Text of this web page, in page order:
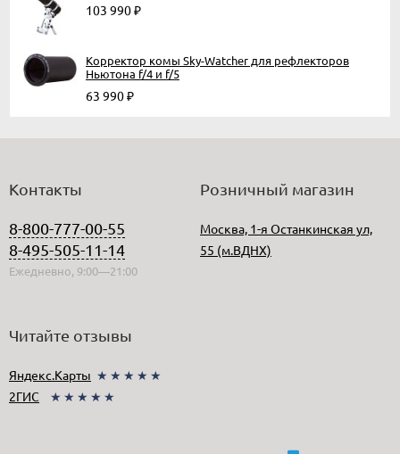
103 990₽
Корректор комы Sky-Watcher для рефлекторов
Ньютона f/4 и f/5
63 990₽
Контакты
8-800-777-00-55
8-495-505-11-14
Ежедневно, 9:00—21:00
Розничный магазин
Москва, 1-я Останкинская ул,
55 (м.ВДНХ)
Читайте отзывы
Яндекс.Карты ★★★★★
2ГИС
★★★★★